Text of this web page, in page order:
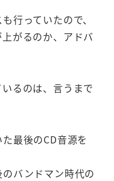
行っていたので、
がるのか、アドバ
るのは、言うまで
最後のCD音源を
バンドマン時代の